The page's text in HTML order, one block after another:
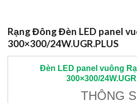
Rạng Đông Đèn LED panel
300×300/24W.UGR.PLUS
Đèn LED panel vuông
300×300/
THÔNG